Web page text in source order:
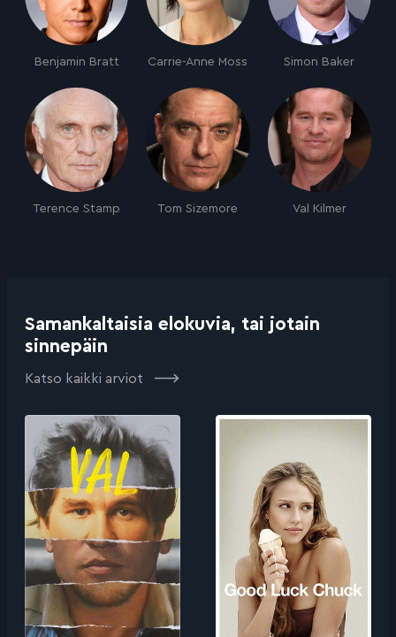
Benjamin Bratt Carrie-Anne Moss Simon Baker
Terence Stamp Tom Sizemore Val Kilmer
Samankaltaisia elokuvia, tai jotain
sinnepäin
Katso kaikki arviot